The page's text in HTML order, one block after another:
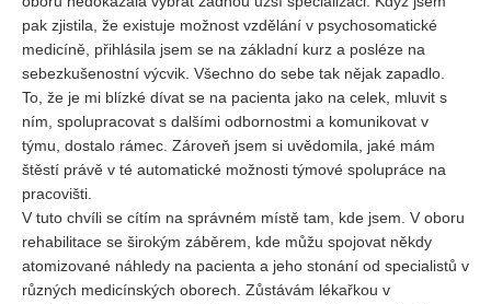
pak zjistila, že existuje možnost vzdělání v psychosomatické
medicíně, přihlásila jsem se na základní kurz a posléze na
sebezkušenostní výcvik. Všechno do sebe tak nějak zapadlo.
To, že je mi blízké dívat se na pacienta jako na celek, mluvit s
ním, spolupracovat s dalšími odbornostmi a komunikovat v
týmu, dostalo rámec. Zároveň jsem si uvědomila, jaké mám
štěstí právě v té automatické možnosti týmové spolupráce na
pracovišti.
V tuto chvíli se cítím na správném místě tam, kde jsem. V oboru
rehabilitace se širokým záběrem, kde můžu spojovat někdy
atomizované náhledy na pacienta a jeho stonání od specialistů v
různých medicínských oborech. Zůstávám lékařkou v